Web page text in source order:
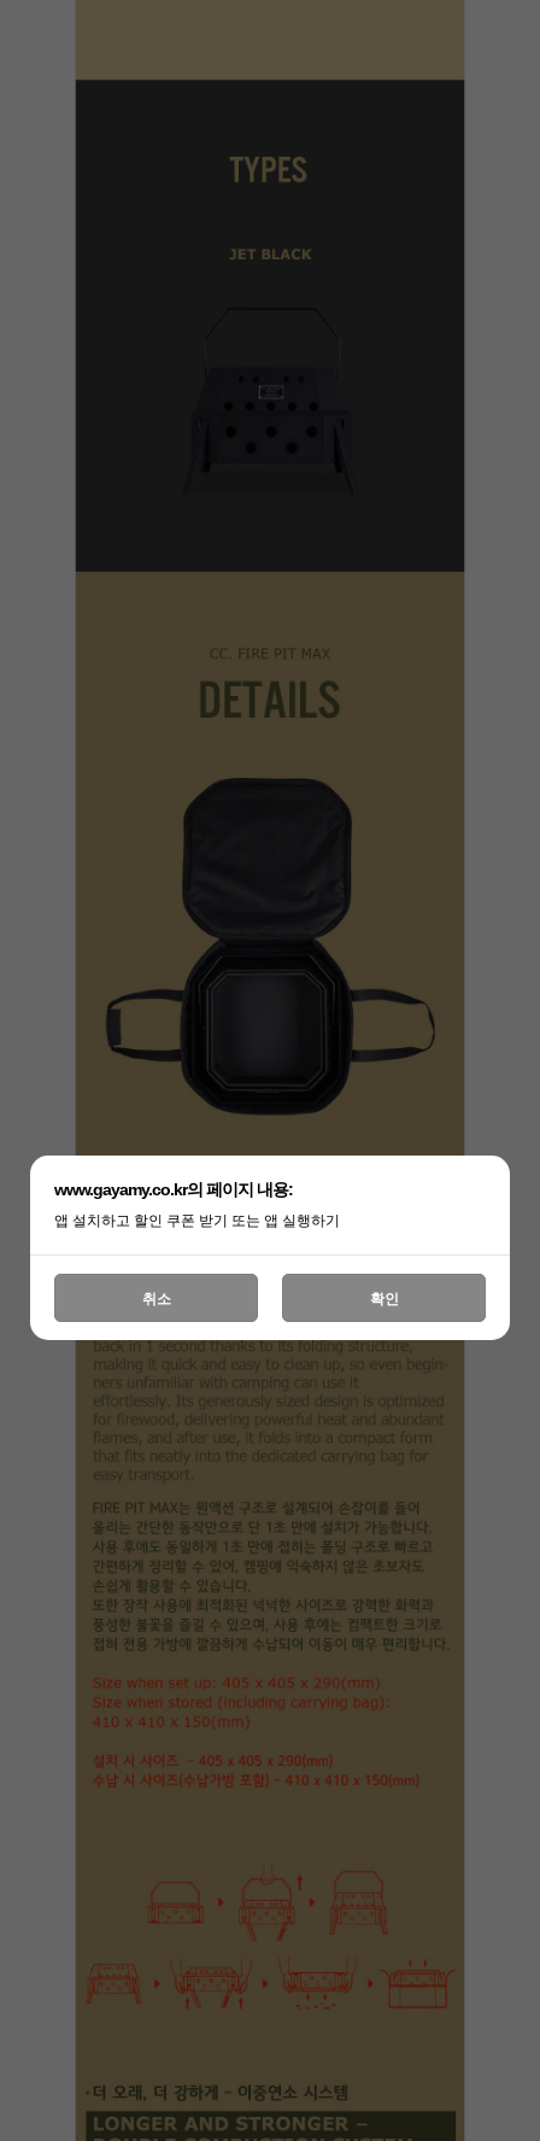
www.gayamy.co.kr의 페이지 내용:
앱 설치하고 할인 쿠폰 받기 또는 앱 실행하기
취소 확인